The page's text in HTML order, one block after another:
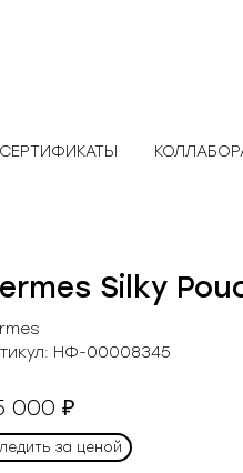
Silky
НФ-00008345
000 ₽
за ценой